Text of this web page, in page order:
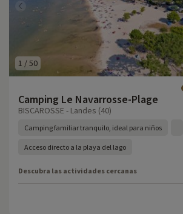
1 /50
Camping Le Navarrosse-Plage
BISCAROSSE - Landes (40)
Camping familiar tranquilo, ideal para niños
Acceso directo a la playa del lago
Descubra las actividades cercanas